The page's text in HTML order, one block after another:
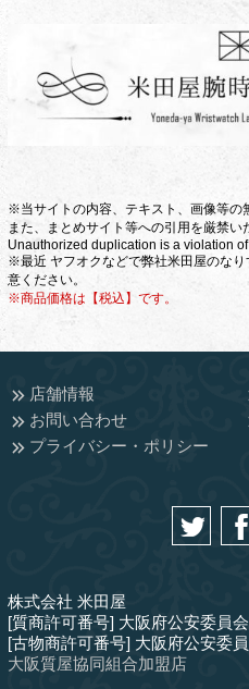
※当サイトの内容、テキスト、画像等の
また、まとめサイト等への引用を厳禁い
Unauthorized duplication is a violation
※最近 ヤフオクなどで弊社米田屋のな
意ください。
※商品価格は【税込】です。
店舗情報
お問い合わせ
プライバシー・ポリシー
株式会社 米田屋
[質商許可番号] 大阪府公安委員
[古物商許可番号] 大阪府公安委
大阪質屋協同組合加盟店